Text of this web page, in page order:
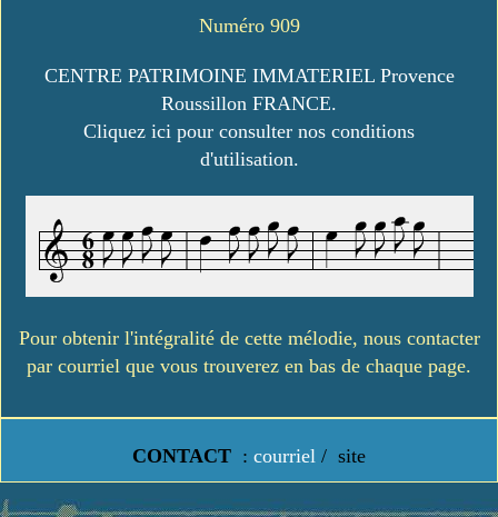
Numéro 909
CENTRE PATRIMOINE IMMATERIEL Provence
Roussillon FRANCE.
Cliquez ici pour consulter nos conditions
d'utilisation.
Pour obtenir l'intégralité de cette mélodie, nous contacter
par courriel que vous trouverez en bas de chaque page.
CONTACT : courriel / site
https://www.lavielledanstoussesetats.fr